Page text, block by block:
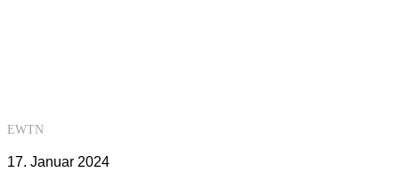
EWTN
17. Januar 2024